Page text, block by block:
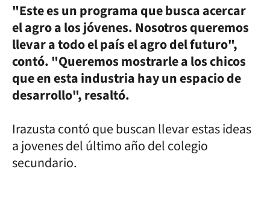
"Este es un programa que busca acercar
el agro a los jóvenes. Nosotros queremos
llevar a todo el país el agro del futuro",
contó. "Queremos mostrarle a los chicos
que en esta industria hay un espacio de
desarrollo", resaltó.
Irazusta contó que buscan llevar estas ideas
a jovenes del último año del colegio
secundario.